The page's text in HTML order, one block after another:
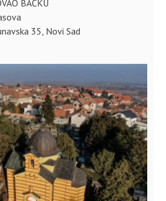
BAČKU
35, Novi Sad